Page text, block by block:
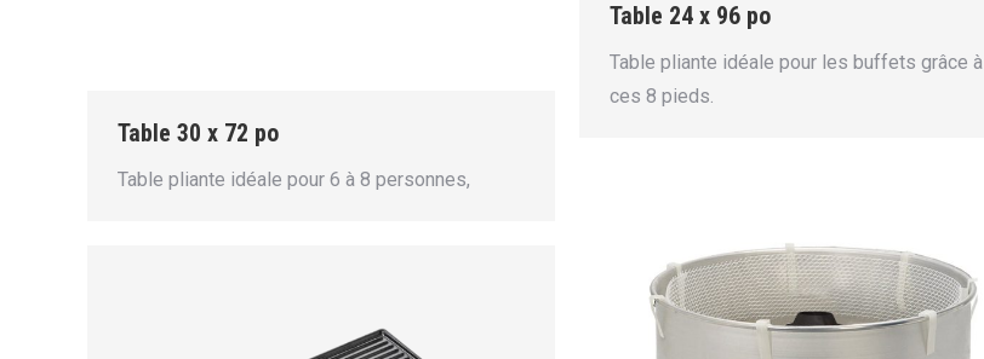
Table 30 x 72 po
Table pliante idéale pour 6 à 8 personnes,
Table 24 x 96 po
Table pliante idéale pour les buffets grâce à
ces 8 pieds.